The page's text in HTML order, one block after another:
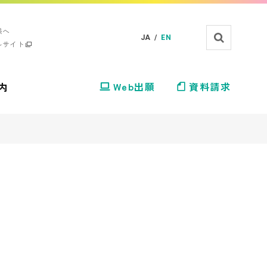
イト
JA / EN
Web出願 資料請求